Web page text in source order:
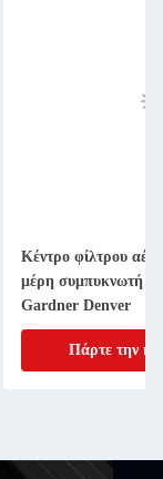
Κέντρο φίλτρου
μέρη συμπυκνωτή
Gardner Denver
Πάρτε την